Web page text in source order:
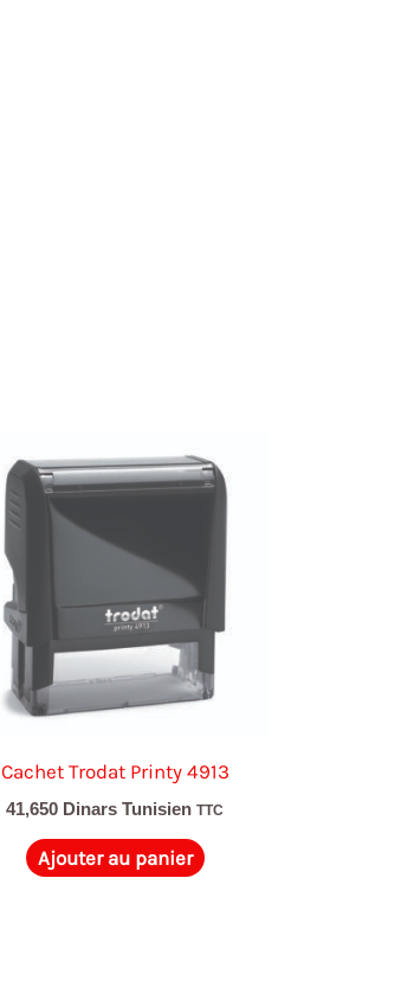
Cachet Trodat Printy 4913
41,650 Dinars Tunisien TTC
Ajouter au panier